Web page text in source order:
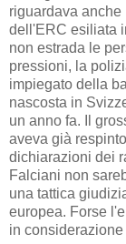
riguardava
dell'ERC esiliata
non estrada le
pressioni, la
impiegato della
nascosta in
un anno fa.
Il
aveva già
dichiarazioni dei
Falciani non
una tattica
europea. Forse
in